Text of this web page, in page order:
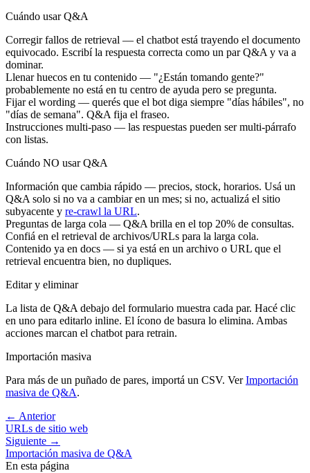
Cuándo usar Q&A
Corregir fallos de retrieval — el chatbot está trayendo el documento
equivocado. Escribí la respuesta correcta como un par Q&A y va a
dominar.
Llenar huecos en tu contenido — "¿Están tomando gente?"
probablemente no está en tu centro de ayuda pero se pregunta.
Fijar el wording — querés que el bot diga siempre "días hábiles", no
"días de semana". Q&A fija el fraseo.
Instrucciones multi-paso — las respuestas pueden ser multi-párrafo
con listas.
Cuándo NO usar Q&A
Información que cambia rápido — precios, stock, horarios. Usá un
Q&A solo si no va a cambiar en un mes; si no, actualizá el sitio
subyacente y re-crawl la URL.
Preguntas de larga cola — Q&A brilla en el top 20% de consultas.
Confiá en el retrieval de archivos/URLs para la larga cola.
Contenido ya en docs — si ya está en un archivo o URL que el
retrieval encuentra bien, no dupliques.
Editar y eliminar
La lista de Q&A debajo del formulario muestra cada par. Hacé clic
en uno para editarlo inline. El ícono de basura lo elimina. Ambas
acciones marcan el chatbot para retrain.
Importación masiva
Para más de un puñado de pares, importá un CSV. VerImportación
masiva de Q&A.
← Anterior
URLs de sitio web
Siguiente →
Importación masiva de Q&A
En esta página